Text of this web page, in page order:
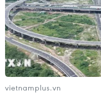
108. (Ảnh:
vietnamplus.vn